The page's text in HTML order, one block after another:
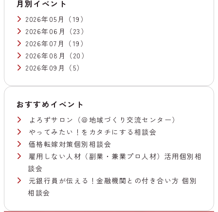
月別イベント
2026年05月
（19）
2026年06月
（23）
2026年07月
（19）
2026年08月
（20）
2026年09月
（5）
おすすめイベント
よろずサロン（＠地域づくり交流センター）
やってみたい！をカタチにする相談会
価格転嫁対策個別相談会
雇用しない人材（副業・兼業プロ人材）活用個別相
談会
元銀行員が伝える！金融機関との付き合い方 個別
相談会